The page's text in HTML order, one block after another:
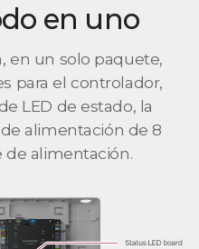
en uno
en un solo paquete,
para el controlador,
LED de estado, la
alimentación de 8
de alimentación.